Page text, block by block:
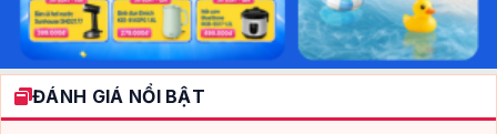
ĐÁNH GIÁ NỔI BẬT